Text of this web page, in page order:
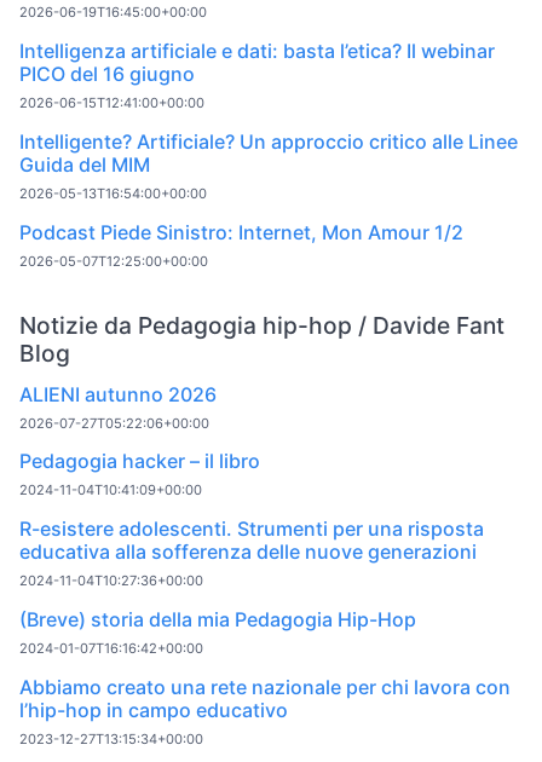
2026-06-19T16:45:00+00:00
Intelligenza artificiale e dati: basta l’etica? Il webinar
PICO del 16 giugno
2026-06-15T12:41:00+00:00
Intelligente? Artificiale? Un approccio critico alle Linee
Guida del MIM
2026-05-13T16:54:00+00:00
Podcast Piede Sinistro: Internet, Mon Amour 1/2
2026-05-07T12:25:00+00:00
Notizie da Pedagogia hip-hop / Davide Fant
Blog
ALIENI autunno 2026
2026-07-27T05:22:06+00:00
Pedagogia hacker – il libro
2024-11-04T10:41:09+00:00
R-esistere adolescenti. Strumenti per una risposta
educativa alla sofferenza delle nuove generazioni
2024-11-04T10:27:36+00:00
(Breve) storia della mia Pedagogia Hip-Hop
2024-01-07T16:16:42+00:00
Abbiamo creato una rete nazionale per chi lavora con
l’hip-hop in campo educativo
2023-12-27T13:15:34+00:00